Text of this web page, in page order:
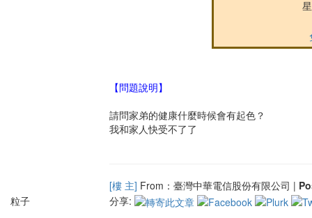
【問題說明】
請問家弟的健康什麼時候會有起色？
我和家人快受不了了
[樓 主] From：臺灣中華電信股份有限公司 |
粒子
分享: